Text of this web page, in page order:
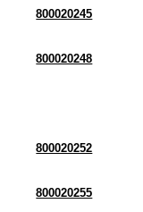
800020245
800020248
800020252
800020255